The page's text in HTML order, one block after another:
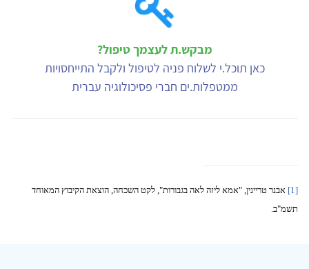
מבקש.ת לעצמך טיפול?
כאן תוכל.י לשלוח פניה לטיפול ולקבל התייחסויות
ממטפלות.ים חברי פסיכולוגיה עברית
[1] אבנר טריינין, "אמא ליזה לאה בגבורות", לקט השכחה, הוצאת הקיבוץ המאוחד
תשמ"ב.